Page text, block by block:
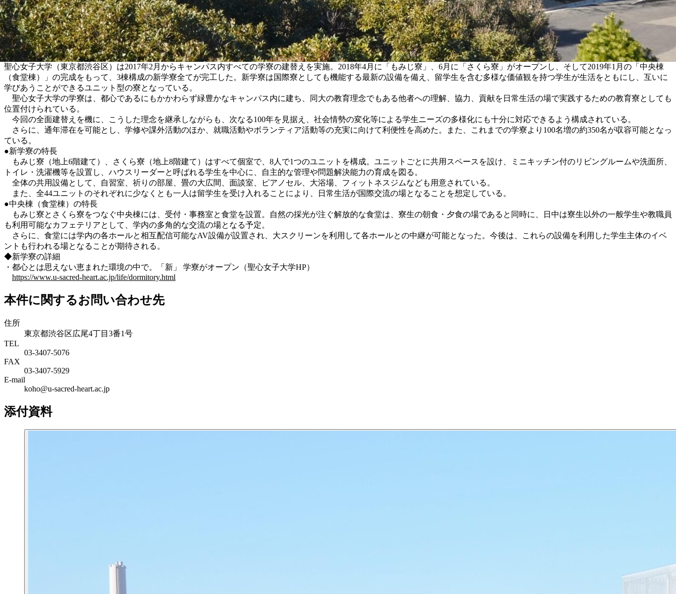
聖心女子大学（東京都渋谷区）は2017年2月からキャンパス内すべての学寮の建替えを実施。2018年4月に「もみじ寮」、6月に「さくら寮」がオープンし、そして2019年1月の「中央棟
（食堂棟）」の完成をもって、3棟構成の新学寮全てが完工した。新学寮は国際寮としても機能する最新の設備を備え、留学生を含む多様な価値観を持つ学生が生活をともにし、互いに
学びあうことができるユニット型の寮となっている。
聖心女子大学の学寮は、都心であるにもかかわらず緑豊かなキャンパス内に建ち、同大の教育理念でもある他者への理解、協力、貢献を日常生活の場で実践するための教育寮としても
位置付けられている。
今回の全面建替えを機に、こうした理念を継承しながらも、次なる100年を見据え、社会情勢の変化等による学生ニーズの多様化にも十分に対応できるよう構成されている。
さらに、通年滞在を可能とし、学修や課外活動のほか、就職活動やボランティア活動等の充実に向けて利便性を高めた。また、これまでの学寮より100名増の約350名が収容可能となっ
ている。
●新学寮の特長
もみじ寮（地上6階建て）、さくら寮（地上8階建て）はすべて個室で、8人で1つのユニットを構成。ユニットごとに共用スペースを設け、ミニキッチン付のリビングルームや洗面所、
トイレ・洗濯機等を設置し、ハウスリーダーと呼ばれる学生を中心に、自主的な管理や問題解決能力の育成を図る。
全体の共用設備として、自習室、祈りの部屋、畳の大広間、面談室、ピアノセル、大浴場、フィットネスジムなども用意されている。
また、全44ユニットのそれぞれに少なくとも一人は留学生を受け入れることにより、日常生活が国際交流の場となることを想定している。
●中央棟（食堂棟）の特長
もみじ寮とさくら寮をつなぐ中央棟には、受付・事務室と食堂を設置。自然の採光が注ぐ解放的な食堂は、寮生の朝食・夕食の場であると同時に、日中は寮生以外の一般学生や教職員
も利用可能なカフェテリアとして、学内の多角的な交流の場となる予定。
さらに、食堂には学内の各ホールと相互配信可能なAV設備が設置され、大スクリーンを利用して各ホールとの中継が可能となった。今後は、これらの設備を利用した学生主体のイベ
ントも行われる場となることが期待される。
◆新学寮の詳細
・都心とは思えない恵まれた環境の中で。「新」 学寮がオープン（聖心女子大学HP）
https://www.u-sacred-heart.ac.jp/life/dormitory.html
本件に関するお問い合わせ先
住所
東京都渋谷区広尾4丁目3番1号
TEL
03-3407-5076
FAX
03-3407-5929
E-mail
koho@u-sacred-heart.ac.jp
添付資料